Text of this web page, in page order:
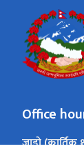
Office
जाडो